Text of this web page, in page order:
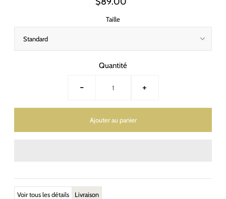
Taille
Quantité
- +
Voir tous les détails Livraison